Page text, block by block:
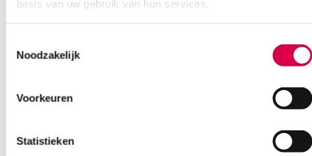
basis van uw gebruik van hun services.
Noodzakelijk
Voorkeuren
Statistieken
Ook interessant